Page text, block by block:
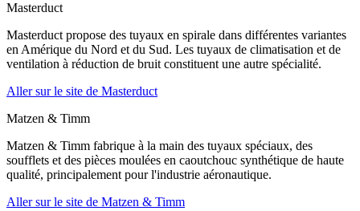
Masterduct
Masterduct propose des tuyaux en spirale dans différentes variantes
en Amérique du Nord et du Sud. Les tuyaux de climatisation et de
ventilation à réduction de bruit constituent une autre spécialité.
Aller sur le site de Masterduct
Matzen & Timm
Matzen & Timm fabrique à la main des tuyaux spéciaux, des
soufflets et des pièces moulées en caoutchouc synthétique de haute
qualité, principalement pour l'industrie aéronautique.
Aller sur le site de Matzen & Timm